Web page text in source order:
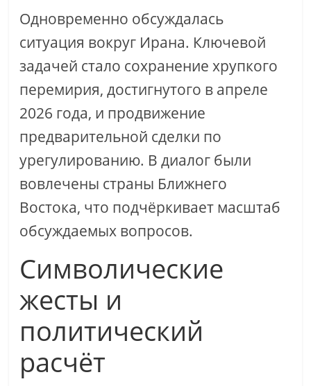
Одновременно обсуждалась
ситуация вокруг Ирана. Ключевой
задачей стало сохранение хрупкого
перемирия, достигнутого в апреле
2026 года, и продвижение
предварительной сделки по
урегулированию. В диалог были
вовлечены страны Ближнего
Востока, что подчёркивает масштаб
обсуждаемых вопросов.
Символические
жесты и
политический
расчёт